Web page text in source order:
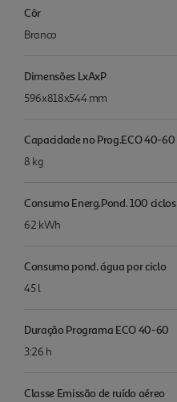
Côr
Branco
Dimensões LxAxP
596x818x544 mm
Capacidade no Prog.ECO 40-60
8 kg
Consumo Energ.Pond. 100 ciclos
62 kWh
Consumo pond. água por ciclo
45 l
Duração Programa ECO 40-60
3:26 h
Classe Emissão de ruído aéreo